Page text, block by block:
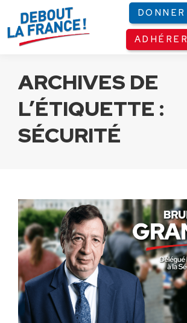
DONNER
ADHÉRER
ARCHIVES DE
L’ÉTIQUETTE :
SÉCURITÉ
Panneau de gestion des cookies